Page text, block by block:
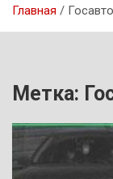
Главная
Метка: